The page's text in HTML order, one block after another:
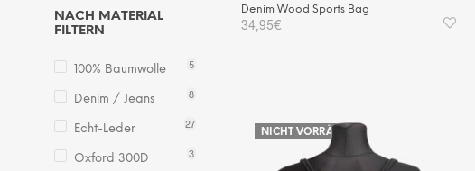
NACH MATERIAL
FILTERN
100% Baumwolle 5
Denim / Jeans 8
Echt-Leder 27
Oxford 300D 3
Denim Wood Sports Bag
34,95€
NICHT VORRÄTIG